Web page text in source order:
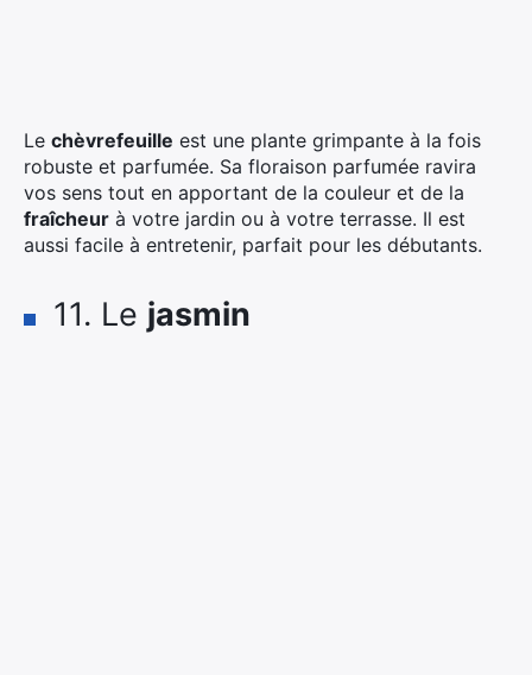
Le chèvrefeuille est une plante grimpante à la fois
robuste et parfumée. Sa floraison parfumée ravira
vos sens tout en apportant de la couleur et de la
fraîcheur à votre jardin ou à votre terrasse. Il est
aussi facile à entretenir, parfait pour les débutants.
11. Le jasmin